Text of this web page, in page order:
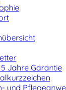
5 Jahre Garantie
und